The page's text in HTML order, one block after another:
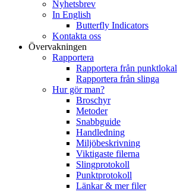
Nyhetsbrev
In English
Butterfly Indicators
Kontakta oss
Övervakningen
Rapportera
Rapportera från punktlokal
Rapportera från slinga
Hur gör man?
Broschyr
Metoder
Snabbguide
Handledning
Miljöbeskrivning
Viktigaste filerna
Slingprotokoll
Punktprotokoll
Länkar & mer filer